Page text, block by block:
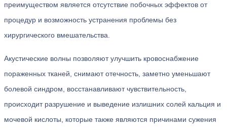
преимуществом является отсутствие побочных эффектов от
процедур и возможность устранения проблемы без
хирургического вмешательства.
Акустические волны позволяют улучшить кровоснабжение
пораженных тканей, снимают отечность, заметно уменьшают
болевой синдром, восстанавливают чувствительность,
происходит разрушение и выведение излишних солей кальция и
мочевой кислоты, которые также являются причинами сужения